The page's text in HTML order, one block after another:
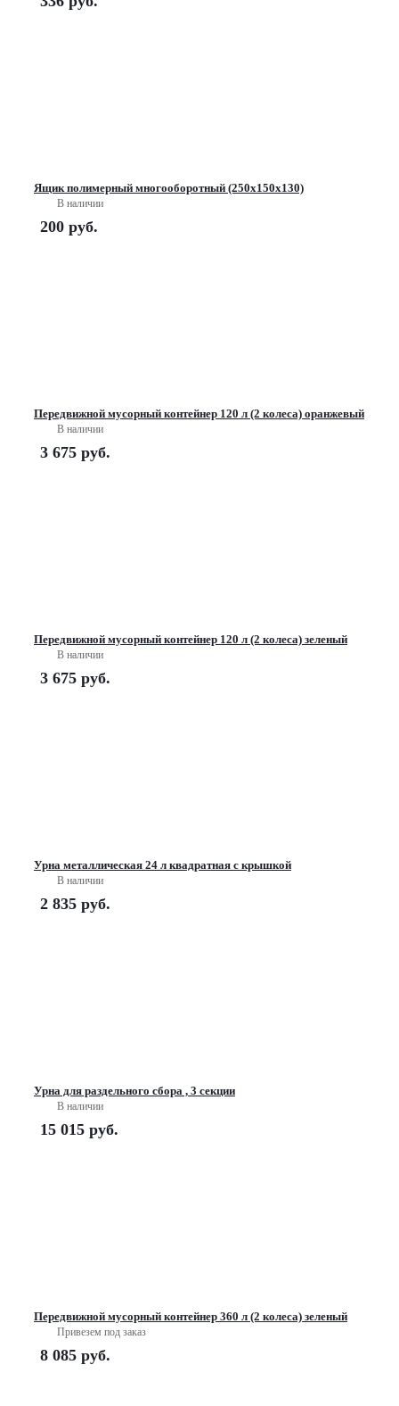
Ящик полимерный многооборотный (250х150х130)
В наличии
200 руб.
Передвижной мусорный контейнер 120 л (2 колеса) оранжевый
В наличии
3 675 руб.
Передвижной мусорный контейнер 120 л (2 колеса) зеленый
В наличии
3 675 руб.
Урна металлическая 24 л квадратная с крышкой
В наличии
2 835 руб.
Урна для раздельного сбора , 3 секции
В наличии
15 015 руб.
Передвижной мусорный контейнер 360 л (2 колеса) зеленый
Привезем под заказ
8 085 руб.